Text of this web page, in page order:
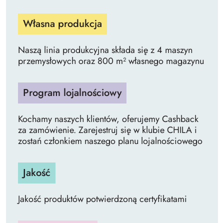
Własna produkcja
Naszą linia produkcyjna składa się z 4 maszyn
przemysłowych oraz 800 m² własnego magazynu
Program lojalnościowy
Kochamy naszych klientów, oferujemy Cashback
za zamówienie. Zarejestruj się w klubie CHILA i
zostań członkiem naszego planu lojalnościowego
Jakość
Jakość produktów potwierdzoną certyfikatami